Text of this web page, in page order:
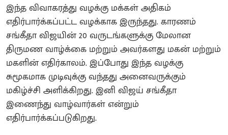
இந்த விவாகரத்து வழக்கு மக்கள் அதிகம்
எதிர்பார்க்கப்பட்ட வழக்காக இருந்தது. காரணம்
சங்கீதா விஜயின் 20 வருடங்களுக்கு மேலான
திருமண வாழ்க்கை மற்றும் அவர்களது மகன் மற்றும்
மகளின் எதிர்காலம். இப்போது இந்த வழக்கு
சுமூகமாக முடிவுக்கு வந்தது அனைவருக்கும்
மகிழ்ச்சி அளிக்கிறது. இனி விஜய் சங்கீதா
இணைந்து வாழ்வார்கள் என்றும்
எதிர்பார்க்கப்படுகிறது.